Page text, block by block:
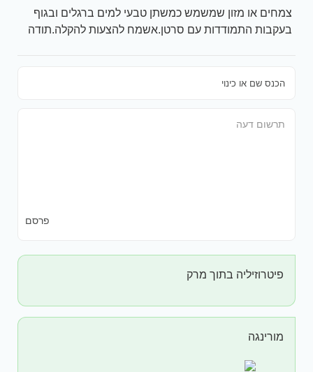
צמחים או מזון שמשמש כמשתן טבעי למים ברגלים ובגוף
בעקבות התמודדות עם סרטן.אשמח להצעות להקלה.תודה
פרסם
פיטרוזיליה בתוך מרק
מורינגה